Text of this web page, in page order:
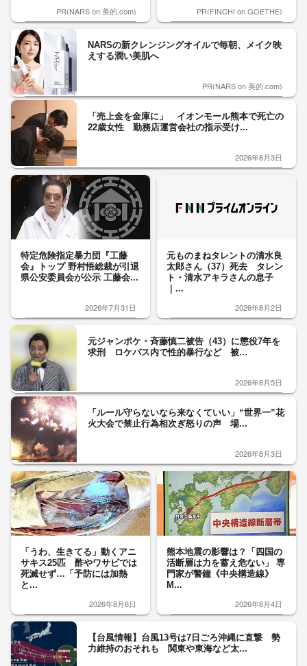
PR(NARS on 美的.com) PR(FINCHI on GOETHE)
NARSの新クレンジングオイルで毎朝、メイク映
えする潤い美肌へ
PR(NARS on 美的.com)
「売上金を金庫に」 イオンモール熊本で死亡の
22歳女性 勤務店運営会社の指示受け...
2026年8月3日
特定危険指定暴力団『工藤
会』トップ 野村悟総裁が引退
県公安委員会が公示 工藤会...
2026年7月31日
元ものまねタレントの清水良
太郎さん（37）死去 タレン
ト・清水アキラさんの息子
｜...
2026年8月2日
元ジャンポケ・斉藤慎二被告（43）に懲役7年を
求刑 ロケバス内で性的暴行など 被...
2026年8月5日
「ルール守らないなら来なくていい」“世界一”花
火大会で禁止行為相次ぎ怒りの声 場...
2026年8月3日
「うわ、生きてる」動くアニ
サキス25匹 酢やワサビでは
死滅せず…「予防には加熱
と...
2026年8月6日
熊本地震の影響は？「四国の
活断層は力を蓄え危ない」 専
門家が警鐘《中央構造線》
M...
2026年8月4日
【台風情報】台風13号は7日ごろ沖縄に直撃 勢
力維持のおそれも 関東や東海など太...